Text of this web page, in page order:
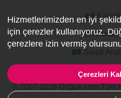
Kanada
Hizmetlerimizden en iyi
için çerezler kullanıyoruz.
çerezlere izin vermiş
Çerezleri